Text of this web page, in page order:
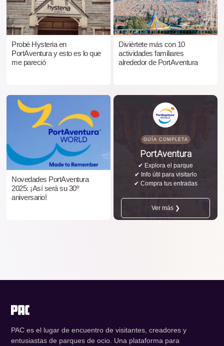
Probé Hysteria en
PortAventura y esto es lo que
me pareció
Diviértete más con 10
actividades familiares
alrededor de PortAventura
Novedades PortAventura
2025: ¡Así será su 30º
aniversario!
GUÍA COMPLETA
PortAventura
✔ Explora el parque
✔ Info útil para visitarlo
✔ Compra tus entradas
Ver más ❯
PAC es el lugar de encuentro de visitantes, creadores y
entusiastas de parques de ocio. Una plataforma para